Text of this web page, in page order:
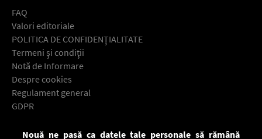
FAQ
Valori editoriale
POLITICA DE CONFIDENŢIALITATE
Termeni şi condiţii
Notă de Informare
Despre cookies
Regulament general
GDPR
Nouă ne pasă ca datele tale personale să rămână